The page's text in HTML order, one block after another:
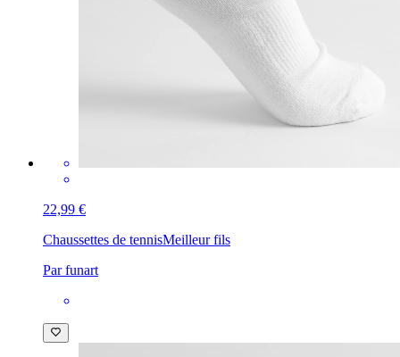
22,99 €
Chaussettes de tennisMeilleur fils
Par funart